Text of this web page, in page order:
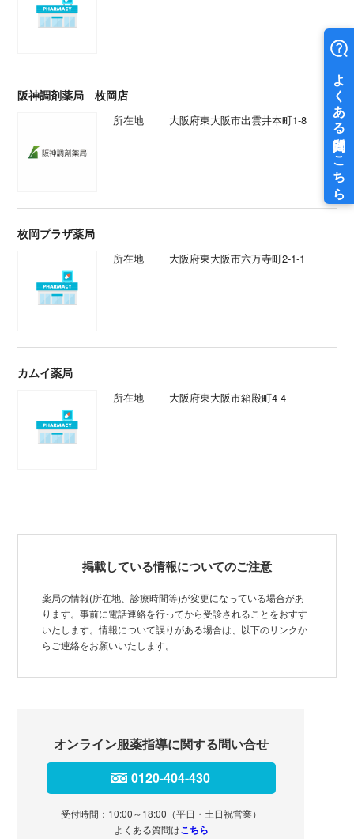
阪神調剤薬局 枚岡店
所在地 大阪府東大阪市出雲井本町1-8
枚岡プラザ薬局
所在地 大阪府東大阪市六万寺町2-1-1
カムイ薬局
所在地 大阪府東大阪市箱殿町4-4
掲載している情報についてのご注意
薬局の情報(所在地、診療時間等)が変更になっている場合があ
ります。事前に電話連絡を行ってから受診されることをおすす
いたします。情報について誤りがある場合は、以下のリンクか
らご連絡をお願いいたします。
オンライン服薬指導に関する問い合せ
0120-404-430
受付時間：10:00～18:00（平日・土日祝営業）
よくある質問はこちら